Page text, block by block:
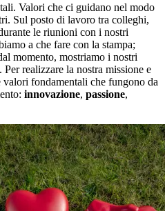
Valori che ci guidano nel modo
Sul posto di lavoro tra colleghi,
le riunioni con i nostri
a che fare con la stampa;
momento, mostriamo i nostri
realizzare la nostra missione e
fondamentali che fungono da
innovazione, passione,